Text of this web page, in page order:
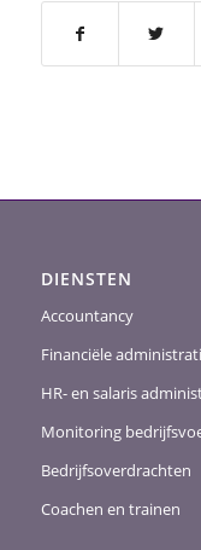
DIENSTEN
Accountancy
Financiële
HR- en salaris
Monitoring
Bedrijfsoverdrachten
Coachen en trainen